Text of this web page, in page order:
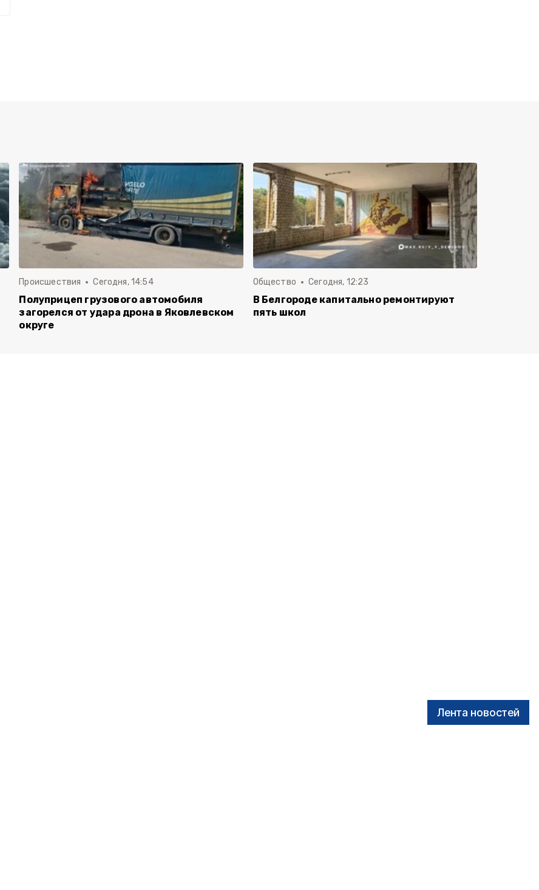
Лента новостей
Происшествия Сегодня, 14:54
Полуприцеп грузового автомобиля
загорелся от удара дрона в Яковлевском
округе
Общество Сегодня, 12:23
В Белгороде капитально ремонтируют
пять школ